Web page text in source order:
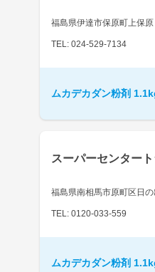
福島県伊達市保原町上保原
TEL: 024-529-7134
ムカデカダン粉剤
スーパーセンター
福島県南相馬市原町区日の
TEL: 0120-033-559
ムカデカダン粉剤